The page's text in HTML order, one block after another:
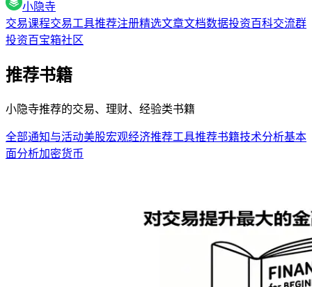
小隐寺
交易课程交易工具推荐注册精选文章文档数据投资百科交流群
投资百宝箱社区
推荐书籍
小隐寺推荐的交易、理财、经验类书籍
全部通知与活动美股宏观经济推荐工具推荐书籍技术分析基本
面分析加密货币